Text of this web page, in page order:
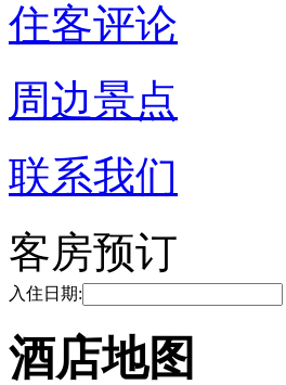
住客评论
周边景点
联系我们
客房预订
入住日期:
酒店地图